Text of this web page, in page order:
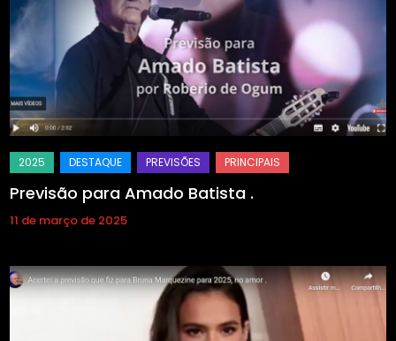
Previsão para Amado Batista .
11 de março de 2025